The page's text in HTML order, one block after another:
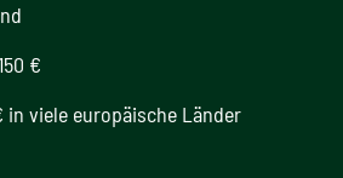
€
in viele europäische Länder